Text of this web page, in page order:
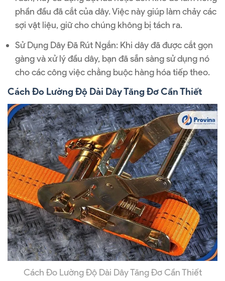
phần đầu đã cắt của dây. Việc này giúp làm chảy các
sợi vật liệu, giữ cho chúng không bị tách ra.
Sử Dụng Dây Đã Rút Ngắn: Khi dây đã được cắt gọn
gàng và xử lý đầu dây, bạn đã sẵn sàng sử dụng nó
cho các công việc chằng buộc hàng hóa tiếp theo.
Cách Đo Lường Độ Dài Dây Tăng Đơ Cần Thiết
Cách Đo Lường Độ Dài Dây Tăng Đơ Cần Thiết